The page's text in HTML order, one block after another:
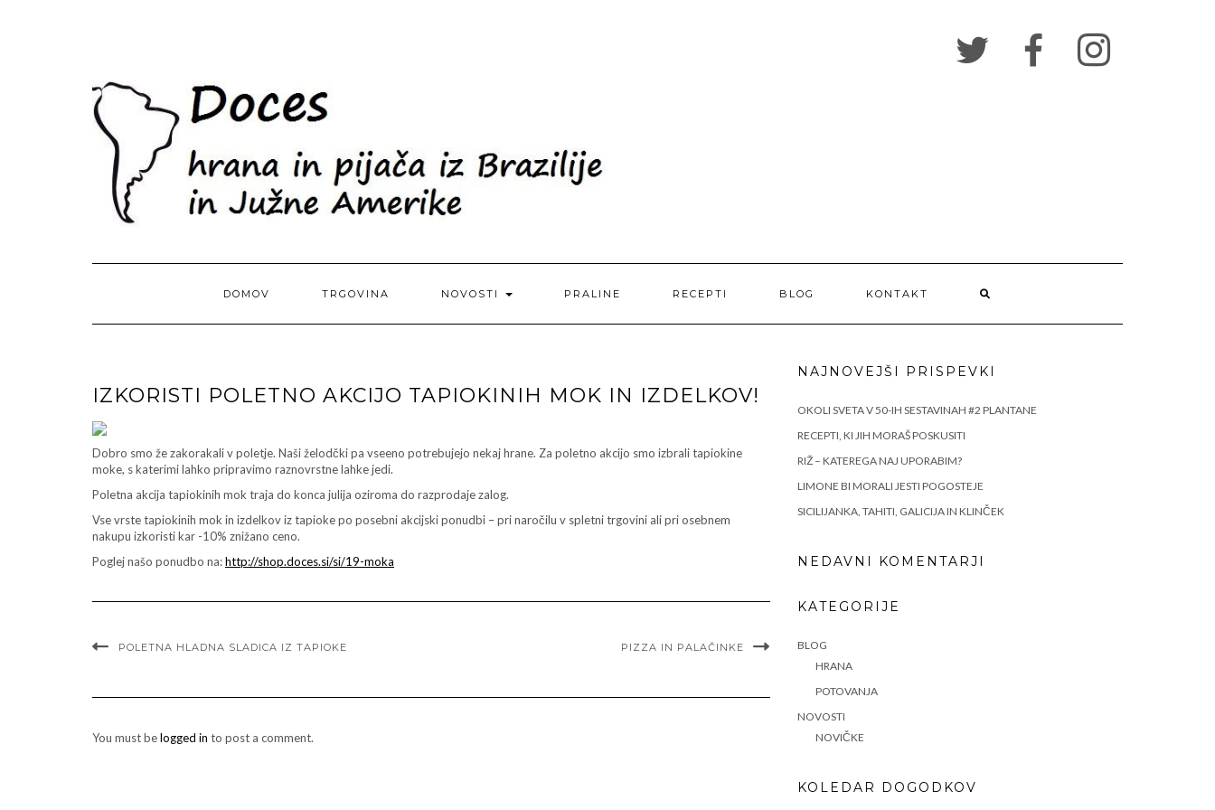
DOMOV TRGOVINA NOVOSTI PRALINE RECEPTI BLOG KONTAKT
IZKORISTI POLETNO AKCIJO TAPIOKINIH MOK IN IZDELKOV!
Dobro smo že zakorakali v poletje. Naši želodčki pa vseeno potrebujejo nekaj hrane. Za poletno akcijo smo izbrali tapiokine
moke, s katerimi lahko pripravimo raznovrstne lahke jedi.
Poletna akcija tapiokinih mok traja do konca julija oziroma do razprodaje zalog.
Vse vrste tapiokinih mok in izdelkov iz tapioke po posebni akcijski ponudbi – pri naročilu v spletni trgovini ali pri osebnem
nakupu izkoristi kar -10% znižano ceno.
Poglej našo ponudbo na:http://shop.doces.si/si/19-moka
POLETNA HLADNA SLADICA IZ TAPIOKE PIZZA IN PALAČINKE
You must belogged in to post a comment.
NAJNOVEJŠI PRISPEVKI
OKOLI SVETA V 50-IH SESTAVINAH #2 PLANTANE
RECEPTI, KI JIH MORAŠ POSKUSITI
RIŽ – KATEREGA NAJ UPORABIM?
LIMONE BI MORALI JESTI POGOSTEJE
SICILIJANKA, TAHITI, GALICIJA IN KLINČEK
NEDAVNI KOMENTARJI
KATEGORIJE
BLOG
HRANA
POTOVANJA
NOVOSTI
NOVIČKE
KOLEDAR DOGODKOV